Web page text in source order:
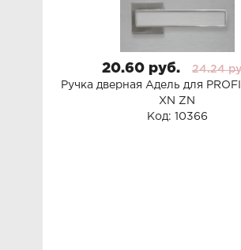
20.60 руб.
24.24
Ручка дверная Адель для
XN ZN
Код: 10366